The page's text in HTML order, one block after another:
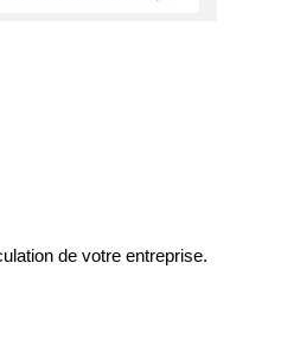
de votre entreprise.